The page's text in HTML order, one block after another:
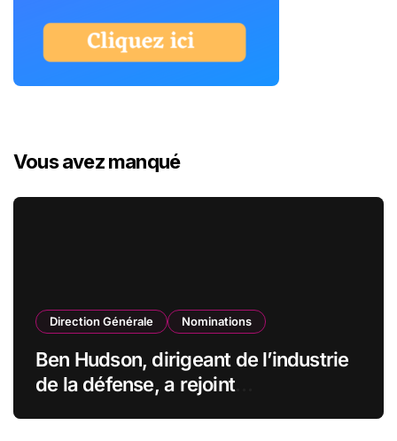
Vous avez manqué
Direction Générale Nominations
Ben Hudson, dirigeant de l’industrie
de la défense, a rejoint